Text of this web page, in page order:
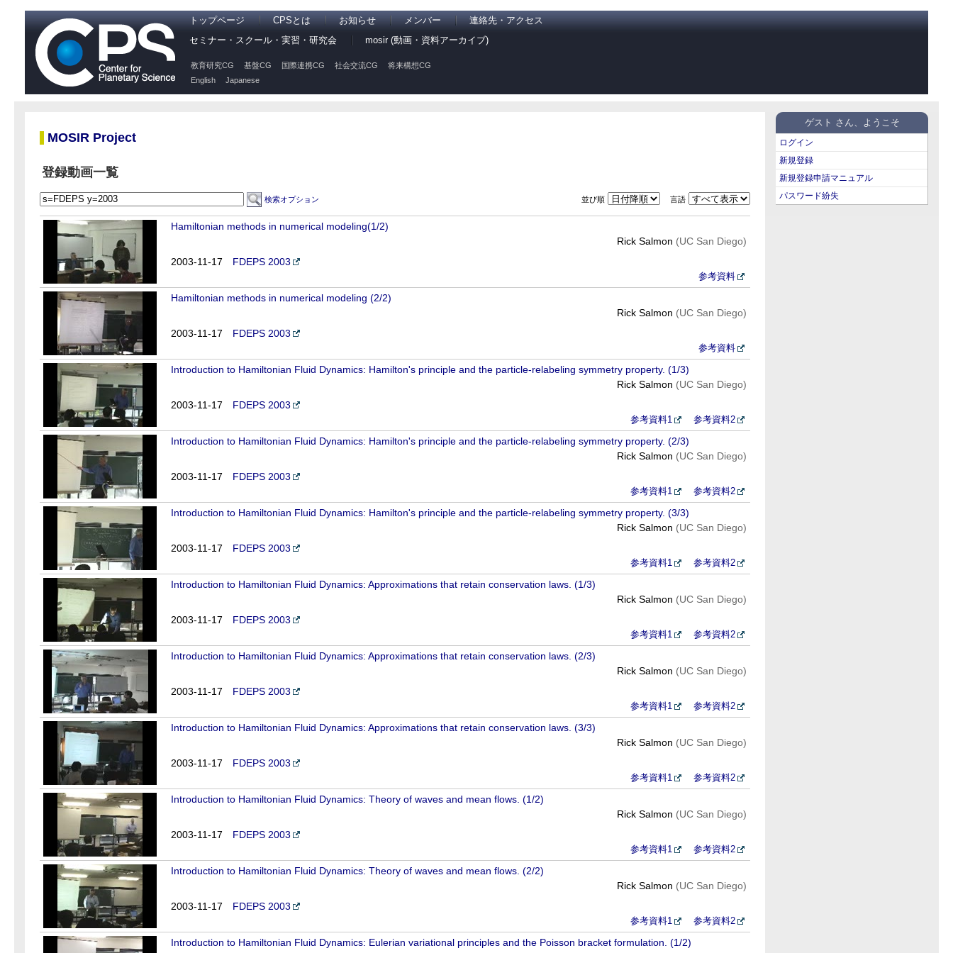
トップページ CPSとは お知らせ メンバー
連絡先・アクセス
セミナー・スクール・実習・研究会
mosir (動画・資料アーカイブ)
教育研究CG 基盤CG 国際連携CG 社会交流CG
将来構想CG
English
Japanese
ゲスト さん、ようこそ
ログイン
新規登録
新規登録申請マニュアル
パスワード紛失
MOSIR Project
登録動画一覧
検索オプション 並び順 言語
Hamiltonian methods in numerical modeling(1/2)
Rick Salmon (UC San Diego)
2003-11-17
FDEPS 2003
参考資料
Hamiltonian methods in numerical modeling (2/2)
Rick Salmon (UC San Diego)
2003-11-17
FDEPS 2003
参考資料
Introduction to Hamiltonian Fluid Dynamics: Hamilton's principle and the particle-relabeling symmetry property. (1/3)
Rick Salmon (UC San Diego)
2003-11-17
FDEPS 2003
参考資料1 参考資料2
Introduction to Hamiltonian Fluid Dynamics: Hamilton's principle and the particle-relabeling symmetry property. (2/3)
Rick Salmon (UC San Diego)
2003-11-17
FDEPS 2003
参考資料1 参考資料2
Introduction to Hamiltonian Fluid Dynamics: Hamilton's principle and the particle-relabeling symmetry property. (3/3)
Rick Salmon (UC San Diego)
2003-11-17
FDEPS 2003
参考資料1 参考資料2
Introduction to Hamiltonian Fluid Dynamics: Approximations that retain conservation laws. (1/3)
Rick Salmon (UC San Diego)
2003-11-17
FDEPS 2003
参考資料1 参考資料2
Introduction to Hamiltonian Fluid Dynamics: Approximations that retain conservation laws. (2/3)
Rick Salmon (UC San Diego)
2003-11-17
FDEPS 2003
参考資料1 参考資料2
Introduction to Hamiltonian Fluid Dynamics: Approximations that retain conservation laws. (3/3)
Rick Salmon (UC San Diego)
2003-11-17
FDEPS 2003
参考資料1 参考資料2
Introduction to Hamiltonian Fluid Dynamics: Theory of waves and mean flows. (1/2)
Rick Salmon (UC San Diego)
2003-11-17
FDEPS 2003
参考資料1 参考資料2
Introduction to Hamiltonian Fluid Dynamics: Theory of waves and mean flows. (2/2)
Rick Salmon (UC San Diego)
2003-11-17
FDEPS 2003
参考資料1 参考資料2
Introduction to Hamiltonian Fluid Dynamics: Eulerian variational principles and the Poisson bracket formulation. (1/2)